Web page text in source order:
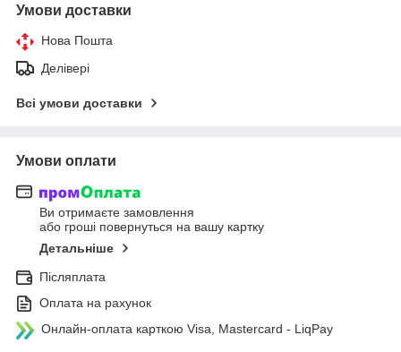
Умови доставки
Нова Пошта
Делівері
Всі умови доставки
Умови оплати
Ви отримаєте замовлення
або гроші повернуться на вашу картку
Детальніше
Післяплата
Оплата на рахунок
Онлайн-оплата карткою Visa, Mastercard - LiqPay